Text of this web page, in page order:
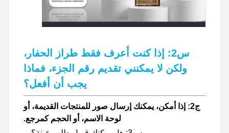
س2: إذا كنت أعرف فقط طراز الحفار،
ولكن لا يمكنني تقديم رقم الجزء، فماذا
يجب أن أفعل؟
ج2: إذا أمكن، يمكنك إرسال صور للمنتجات القديمة، أو
لوحة الاسم، أو الحجم كمرجع.